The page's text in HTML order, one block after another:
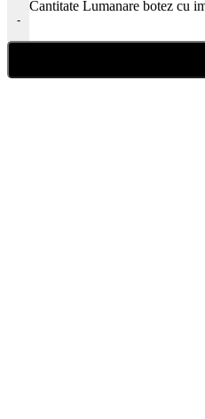
-
Cantitate Lumanare botez cu